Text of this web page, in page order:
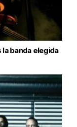
la banda elegida